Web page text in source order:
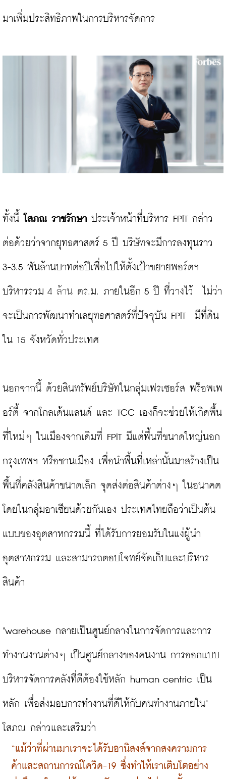
มาเพิ่มประสิทธิภาพในการบริหารจัดการ
ทั้งนี้ โสภณ​ ราชรักษา ประเจ้าหน้าที่บริหาร FPIT กล่าว
ต่อด้วยว่าจากยุทธศาสตร์ 5 ปี บริษัทจะมีการลงทุนราว
3-3.5 พันล้านบาทต่อปีเพื่อไปให้ตั้งเป้าขยายพอร์ตฯ
บริหารรวม 4 ล้าน ตร.ม. ภายในอีก 5 ปี ที่วางไว้  ไม่ว่า
จะเป็นการพัฒนาทำเลยุทธศาสตร์ที่ปัจจุบัน FPIT  มีที่ดิน
ใน 15 จังหวัดทั่วประเทศ
นอกจากนี้ ด้วยสินทรัพย์บริษัทในกลุ่มเฟรเซอร์ส พร็อพเพ
อร์ตี้ จากโกลเด้นแลนด์ และ TCC เองก็จะช่วยให้เกิดพื้น
ที่ใหม่ๆ ในเมืองจากเดิมที่ FPIT มีแต่พื้นที่ขนาดใหญ่นอก
กรุงเทพฯ หรือชานเมือง เพื่อนำพื้นที่เหล่านั้นมาสร้างเป็น
พื้นที่คลังสินค้าขนาดเล็ก จุดส่งต่อสินค้าต่างๆ ในอนาคต
โดยในกลุ่มอาเซียนด้วยกันเอง ประเทศไทยถือว่าเป็นต้น
แบบของอุตสาหกรรมนี้ ที่ได้รับการยอมรับในแง่ผู้นำ
อุตสาหกรรม และสามารถตอบโจทย์จัดเก็บและบริหาร
สินค้า
"warehouse กลายเป็นศูนย์กลางในการจัดการและการ
ทำงานงานต่างๆ เป็นศูนย์กลางของคนงาน การออกแบบ
บริหารจัดการคลังที่ดีต้องใช้หลัก human centric เป็น
หลัก เพื่อส่งมอบการทำงานที่ดีให้กับคนทำงานภายใน"
โสภณ กล่าวและเสริมว่า
“แม้ว่าที่ผ่านมาเราจะได้รับอานิสงส์จากสงครามการ
ค้าและสถานการณ์โควิด-19 ซึ่งทำให้เราเติบโตอย่าง